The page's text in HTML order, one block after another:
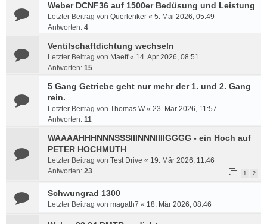
Weber DCNF36 auf 1500er Bedüsung und Leistung
Letzter Beitrag von Querlenker « 5. Mai 2026, 05:49
Antworten: 4
Ventilschaftdichtung wechseln
Letzter Beitrag von Maeff« 14. Apr 2026, 08:51
Antworten: 15
5 Gang Getriebe geht nur mehr der 1. und 2. Gang
rein.
Letzter Beitrag von Thomas W« 23. Mär 2026, 11:57
Antworten: 11
WAAAAHHHNNNSSSIIINNNIIIIGGGG - ein Hoch auf
PETER HOCHMUTH
Letzter Beitrag von Test Drive « 19. Mär 2026, 11:46
Antworten: 23 1 2
Schwungrad 1300
Letzter Beitrag von magath7 « 18. Mär 2026, 08:46